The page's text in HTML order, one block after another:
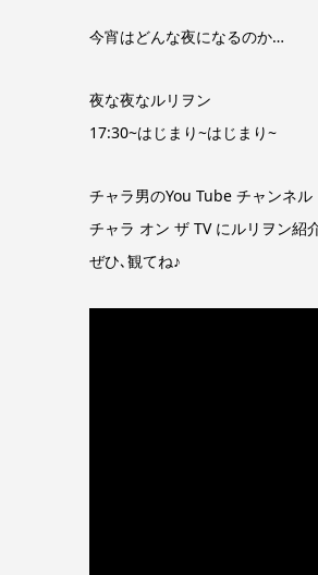
今宵はどんな夜になるのか…
夜な夜なルリヲン
17:30~はじまり~はじまり~
チャラ男のYou Tube チャンネル
チャラ オン ザ TV にルリヲン紹
ぜひ､観てね♪